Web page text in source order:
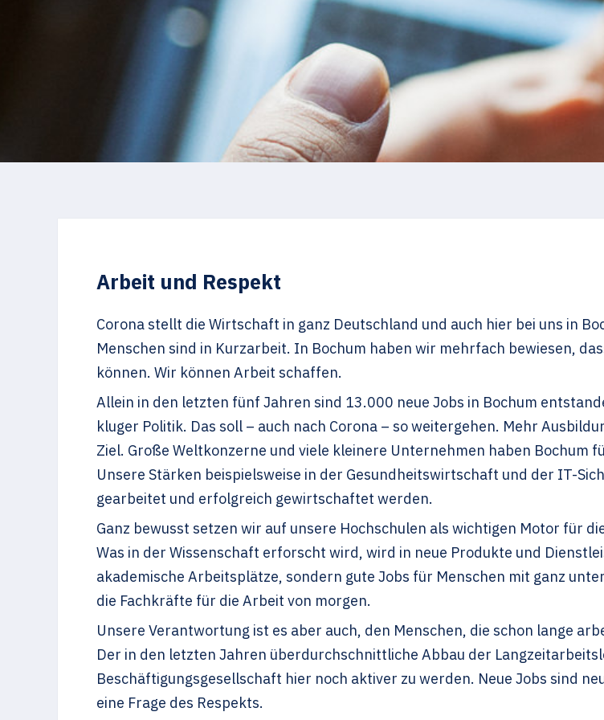
Arbeit und Respekt
Corona stellt die Wirtschaft in ganz Deutschland und auch hier bei uns in
Menschen sind in Kurzarbeit. In Bochum haben wir mehrfach bewiesen,
können. Wir können Arbeit schaffen.
Allein in den letzten fünf Jahren sind 13.000 neue Jobs in Bochum
kluger Politik. Das soll – auch nach Corona – so weitergehen. Mehr
Ziel. Große Weltkonzerne und viele kleinere Unternehmen haben Bochum
Unsere Stärken beispielsweise in der Gesundheitswirtschaft und der IT-
gearbeitet und erfolgreich gewirtschaftet werden.
Ganz bewusst setzen wir auf unsere Hochschulen als wichtigen Motor für
Was in der Wissenschaft erforscht wird, wird in neue Produkte und
akademische Arbeitsplätze, sondern gute Jobs für Menschen mit ganz
die Fachkräfte für die Arbeit von morgen.
Unsere Verantwortung ist es aber auch, den Menschen, die schon lange
Der in den letzten Jahren überdurchschnittliche Abbau der
Beschäftigungsgesellschaft hier noch aktiver zu werden. Neue Jobs sind
eine Frage des Respekts.